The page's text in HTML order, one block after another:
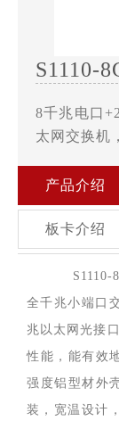
S1110-
8千兆电口
太网交换机
产品介绍
板卡介绍
S1110-
全千兆小端口
兆以太网光接
性能，能有效
强度铝型材外
装，宽温设计